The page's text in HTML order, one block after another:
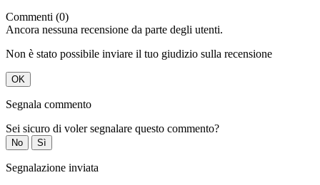
Commenti (0)
Ancora nessuna recensione da parte degli utenti.
Non è stato possibile inviare il tuo giudizio sulla recensione
OK
Segnala commento
Sei sicuro di voler segnalare questo commento?
No Sì
Segnalazione inviata